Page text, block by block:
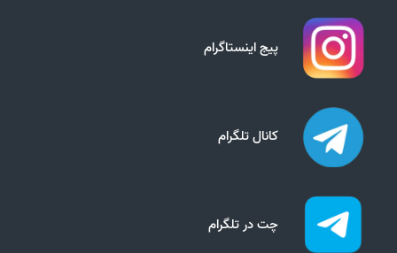
پیج اینستاگرام
کانال تلگرام
چت در تلگرام